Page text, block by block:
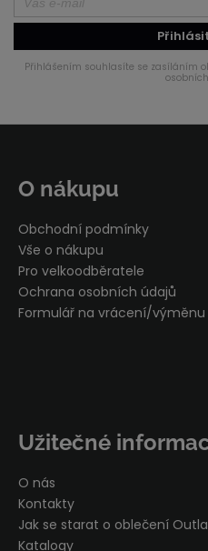
í
v
Přihlášením souhlasíte se zasíláním
O nákupu
Obchodní podmínky
Vše o nákupu
Pro velkoodběratele
Ochrana osobních údajů
Formulář na vrácení/výměnu
Užitečné
O nás
Kontakty
Jak se starat o oblečení
Katalogy